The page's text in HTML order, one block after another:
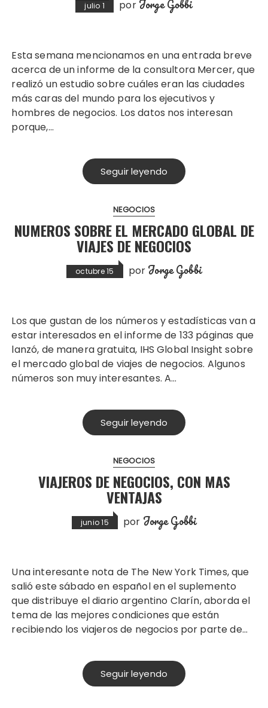
julio 1 por Jorge Gobbi
Esta semana mencionamos en una entrada breve
acerca de un informe de la consultora Mercer, que
realizó un estudio sobre cuáles eran las ciudades
más caras del mundo para los ejecutivos y
hombres de negocios. Los datos nos interesan
porque,…
Seguir leyendo
NEGOCIOS
NUMEROS SOBRE EL MERCADO GLOBAL DE
VIAJES DE NEGOCIOS
octubre 15 por Jorge Gobbi
Los que gustan de los números y estadísticas van a
estar interesados en el informe de 133 páginas que
lanzó, de manera gratuita, IHS Global Insight sobre
el mercado global de viajes de negocios. Algunos
números son muy interesantes. A…
Seguir leyendo
NEGOCIOS
VIAJEROS DE NEGOCIOS, CON MAS
VENTAJAS
junio 15 por Jorge Gobbi
Una interesante nota de The New York Times, que
salió este sábado en español en el suplemento
que distribuye el diario argentino Clarín, aborda el
tema de las mejores condiciones que están
recibiendo los viajeros de negocios por parte de…
Seguir leyendo